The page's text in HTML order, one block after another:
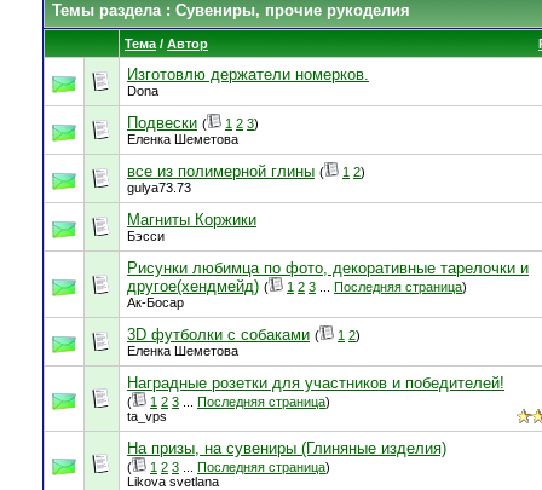
Темы раздела: Сувениры, прочие рукоделия
Тема / Автор
Изготовлю держатели номерков.
Dona
Подвески ( 1 2 3)
Еленка Шеметова
все из полимерной глины ( 1 2)
gulya73.73
Магниты Коржики
Бэсси
Рисунки любимца по фото, декоративные тарелочки и
другое(хендмейд) ( 1 2 3 Последняя страница)
Ак-Босар
3D футболки с собаками ( 1 2)
Еленка Шеметова
Наградные розетки для участников и победителей!
( 1 2 3 Последняя страница)
ta_vps
На призы, на сувениры (Глиняные изделия)
( 1 2 3 Последняя страница)
Likova svetlana